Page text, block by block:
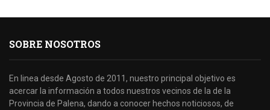
SOBRE NOSOTROS
En linea desde Agosto de 2011, nuestro principal objetivo es
acercar la información a todos nuestros vecinos de la de la
Provincia de Palena, dando a conocer hechos noticiosos, de